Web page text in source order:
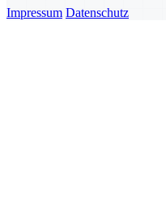
Impressum Datenschutz